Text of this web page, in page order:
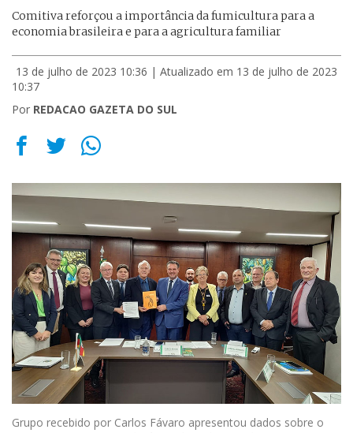
Comitiva reforçou a importância da fumicultura para a
economia brasileira e para a agricultura familiar
13 de julho de 2023 10:36 | Atualizado em 13 de julho de 2023
10:37
Por REDACAO GAZETA DO SUL
Grupo recebido por Carlos Fávaro apresentou dados sobre o